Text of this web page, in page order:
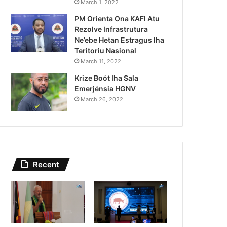
Lei Siberseguransa Ajuda
Kaptura Autór Kriminozu
Estranjeiru
March 1, 2022
PM Orienta Ona KAFI Atu
Rezolve Infrastrutura
Ne’ebe Hetan Estragus Iha
Teritoriu Nasional
March 11, 2022
Krize Boót Iha Sala
Emerjénsia HGNV
March 26, 2022
Recent